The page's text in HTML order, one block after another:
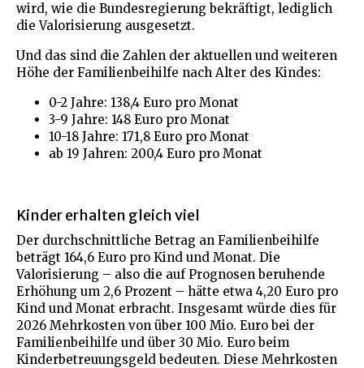
wird, wie die Bundesregierung bekräftigt, lediglich
die Valorisierung ausgesetzt.
Und das sind die Zahlen der aktuellen und weiteren
Höhe der Familienbeihilfe nach Alter des Kindes:
0-2 Jahre: 138,4 Euro pro Monat
3-9 Jahre: 148 Euro pro Monat
10-18 Jahre: 171,8 Euro pro Monat
ab 19 Jahren: 200,4 Euro pro Monat
Kinder erhalten gleich viel
Der durchschnittliche Betrag an Familienbeihilfe
beträgt 164,6 Euro pro Kind und Monat. Die
Valorisierung – also die auf Prognosen beruhende
Erhöhung um 2,6 Prozent – hätte etwa 4,20 Euro pro
Kind und Monat erbracht. Insgesamt würde dies für
2026 Mehrkosten von über 100 Mio. Euro bei der
Familienbeihilfe und über 30 Mio. Euro beim
Kinderbetreuungsgeld bedeuten. Diese Mehrkosten